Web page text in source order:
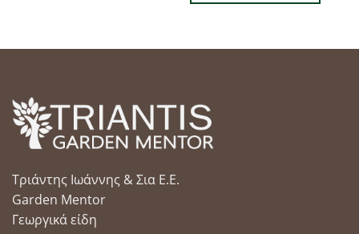
Τριάντης Ιωάννης & Σια Ε.Ε.
Garden Mentor
Γεωργικά είδη